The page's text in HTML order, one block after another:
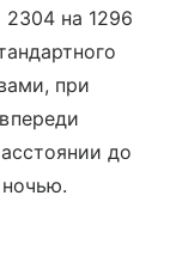
на 1296
при
до